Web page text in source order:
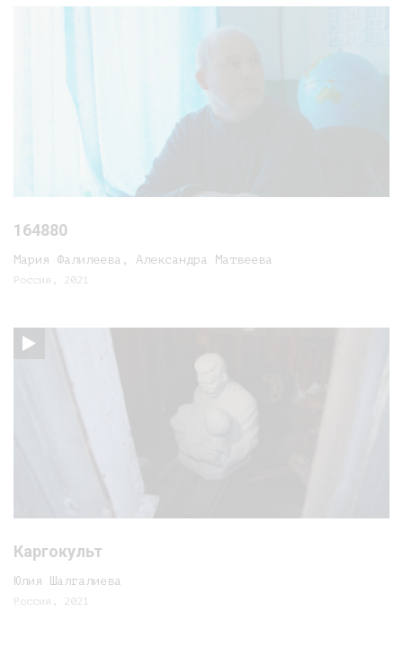
164880
Мария Фалилеева, Александра Матвеева
Россия, 2021
Каргокульт
Юлия Шалгалиева
Россия, 2021